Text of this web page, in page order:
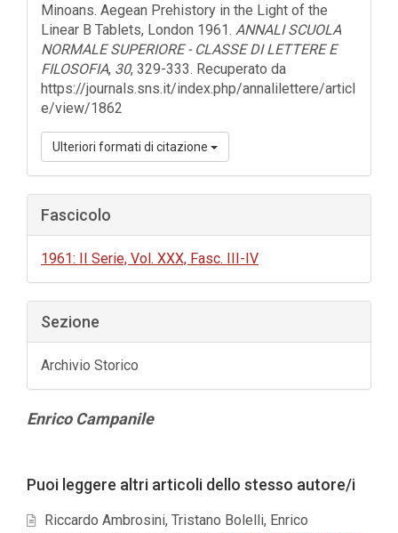
Minoans. Aegean Prehistory in the Light of the
Linear B Tablets, London 1961. ANNALI SCUOLA
NORMALE SUPERIORE - CLASSE DI LETTERE E
FILOSOFIA, 30, 329-333. Recuperato da
https://journals.sns.it/index.php/annalilettere/articl
e/view/1862
Ulteriori formati di citazione
Fascicolo
1961: II Serie, Vol. XXX, Fasc. III-IV
Sezione
Archivio Storico
Contenuto
Enrico Campanile
dell'articolo
Puoi leggere altri articoli dello stesso autore/i
Riccardo Ambrosini, Tristano Bolelli, Enrico